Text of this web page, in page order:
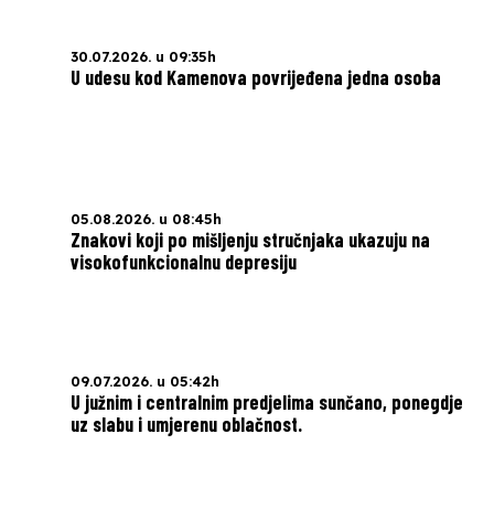
30.07.2026. u 09:35h
U udesu kod Kamenova povrijeđena jedna osoba
05.08.2026. u 08:45h
Znakovi koji po mišljenju stručnjaka ukazuju na
visokofunkcionalnu depresiju
09.07.2026. u 05:42h
U južnim i centralnim predjelima sunčano, ponegdje
uz slabu i umjerenu oblačnost.